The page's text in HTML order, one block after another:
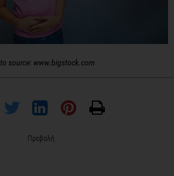
source: www.bigstock.com
Προβολή